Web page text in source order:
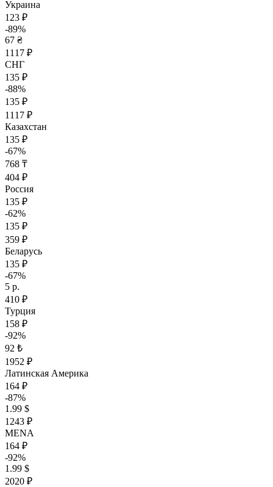
Украина
123 ₽
-89%
67 ₴
1117 ₽
СНГ
135 ₽
-88%
135 ₽
1117 ₽
Казахстан
135 ₽
-67%
768 ₸
404 ₽
Россия
135 ₽
-62%
135 ₽
359 ₽
Беларусь
135 ₽
-67%
5 р.
410 ₽
Турция
158 ₽
-92%
92 ₺
1952 ₽
Латинская Америка
164 ₽
-87%
1.99 $
1243 ₽
MENA
164 ₽
-92%
1.99 $
2020 ₽